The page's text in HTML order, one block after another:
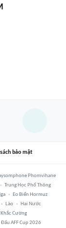
bảo mật
Phomvihane
Trung Học Phổ Thông
Eo Biển Hormuz
Lào
Hai Nước
Cường
AFF Cup 2026